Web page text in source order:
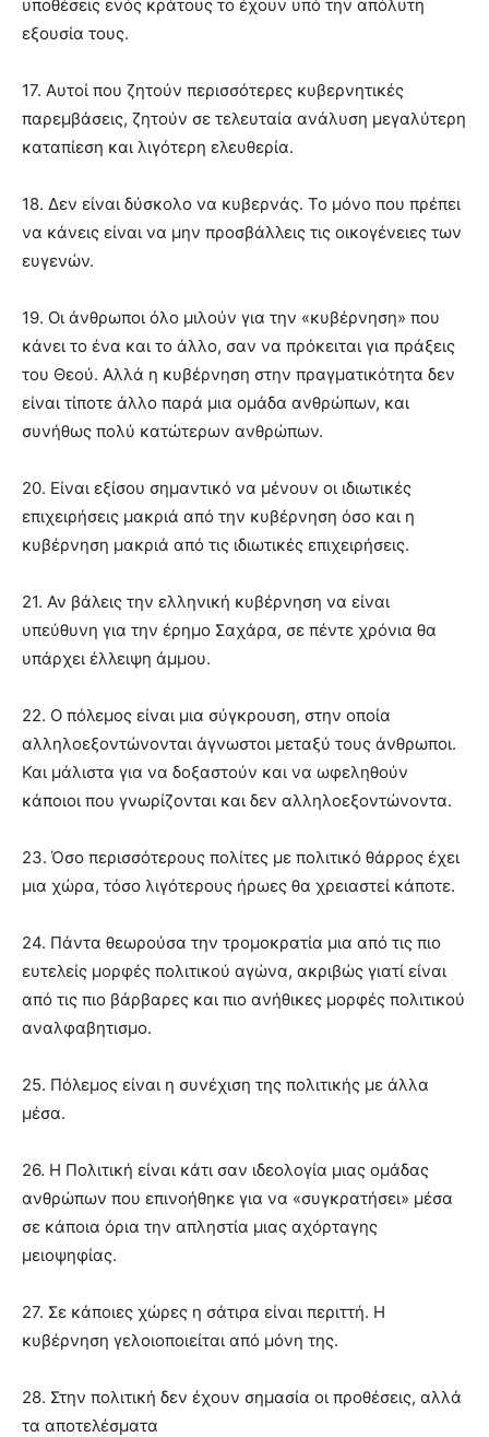
υποθέσεις ενός κράτους το έχουν υπό την απόλυτη
εξουσία τους.
17. Αυτοί που ζητούν περισσότερες κυβερνητικές
παρεμβάσεις, ζητούν σε τελευταία ανάλυση μεγαλύτερη
καταπίεση και λιγότερη ελευθερία.
18. Δεν είναι δύσκολο να κυβερνάς. Το μόνο που πρέπει
να κάνεις είναι να μην προσβάλλεις τις οικογένειες των
ευγενών.
19. Οι άνθρωποι όλο μιλούν για την «κυβέρνηση» που
κάνει το ένα και το άλλο, σαν να πρόκειται για πράξεις
του Θεού. Αλλά η κυβέρνηση στην πραγματικότητα δεν
είναι τίποτε άλλο παρά μια ομάδα ανθρώπων, και
συνήθως πολύ κατώτερων ανθρώπων.
20. Είναι εξίσου σημαντικό να μένουν οι ιδιωτικές
επιχειρήσεις μακριά από την κυβέρνηση όσο και η
κυβέρνηση μακριά από τις ιδιωτικές επιχειρήσεις.
21. Αν βάλεις την ελληνική κυβέρνηση να είναι
υπεύθυνη για την έρημο Σαχάρα, σε πέντε χρόνια θα
υπάρχει έλλειψη άμμου.
22. Ο πόλεμος είναι μια σύγκρουση, στην οποία
αλληλοεξοντώνονται άγνωστοι μεταξύ τους άνθρωποι.
Και μάλιστα για να δοξαστούν και να ωφεληθούν
κάποιοι που γνωρίζονται και δεν αλληλοεξοντώνοντα.
23. Όσο περισσότερους πολίτες με πολιτικό θάρρος έχει
μια χώρα, τόσο λιγότερους ήρωες θα χρειαστεί κάποτε.
24. Πάντα θεωρούσα την τρομοκρατία μια από τις πιο
ευτελείς μορφές πολιτικού αγώνα, ακριβώς γιατί είναι
από τις πιο βάρβαρες και πιο ανήθικες μορφές πολιτικού
αναλφαβητισμο.
25. Πόλεμος είναι η συνέχιση της πολιτικής με άλλα
μέσα.
26. Η Πολιτική είναι κάτι σαν ιδεολογία μιας ομάδας
ανθρώπων που επινοήθηκε για να «συγκρατήσει» μέσα
σε κάποια όρια την απληστία μιας αχόρταγης
μειοψηφίας.
27. Σε κάποιες χώρες η σάτιρα είναι περιττή. Η
κυβέρνηση γελοιοποιείται από μόνη της.
28. Στην πολιτική δεν έχουν σημασία οι προθέσεις, αλλά
τα αποτελέσματα